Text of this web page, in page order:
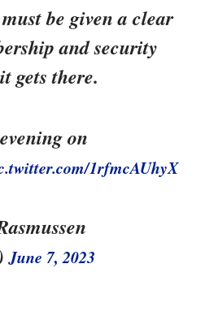
be given a clear
and security
gets there.
on
1rfmcAUhyX
June 7, 2023